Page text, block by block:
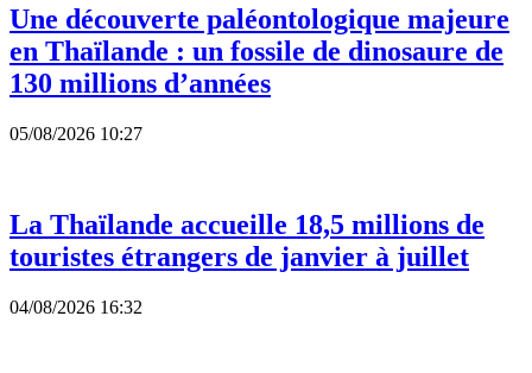
Une découverte paléontologique majeure
en Thaïlande : un fossile de dinosaure de
130 millions d’années
05/08/2026 10:27
La Thaïlande accueille 18,5 millions de
touristes étrangers de janvier à juillet
04/08/2026 16:32